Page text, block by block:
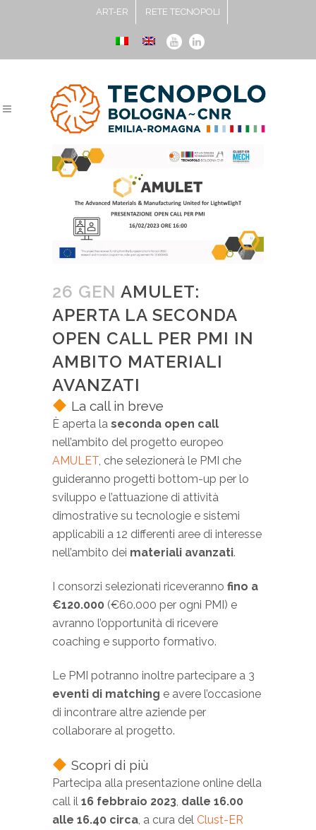
ART-ER RETE TECNOPOLI
26 GEN AMULET:
APERTA LA SECONDA
OPEN CALL PER PMI IN
AMBITO MATERIALI
AVANZATI
La call in breve
È aperta la seconda open call
nell’ambito del progetto europeo
AMULET , che selezionerà le PMI che
guideranno progetti bottom-up per lo
sviluppo e l’attuazione di attività
dimostrative su tecnologie e sistemi
applicabili a 12 differenti aree di interesse
nell’ambito dei materiali avanzati.
I consorzi selezionati riceveranno fino a
€120.000 (€60.000 per ogni PMI) e
avranno l’opportunità di ricevere
coaching e supporto formativo.
Le PMI potranno inoltre partecipare a 3
eventi di matching e avere l’occasione
di incontrare altre aziende per
collaborare al progetto.
Scopri di più
Partecipa alla presentazione online della
call il 16 febbraio 2023 dalle 16.00
alle 16.40 circa , a cura del Clust-ER